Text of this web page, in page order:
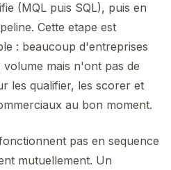
(MQL puis SQL), puis en
Cette etape est
: beaucoup d'entreprises
volume mais n'ont pas de
les qualifier, les scorer et
au bon moment.
pas en sequence
mutuellement. Un